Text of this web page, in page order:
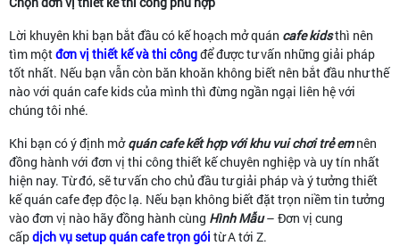
Lời khuyên khi bạn bắt đầu có kế hoạch mở quán cafe kidsthì nên
tìm mộtđơn vị thiết kế và thi côngđể được tư vấn những giải pháp
tốt nhất. Nếu bạn vẫn còn băn khoăn không biết nên bắt đầu như thế
nào với quán cafe kids của mình thì đừng ngần ngại liên hệ với
chúng tôi nhé.
Khi bạn có ý định mởquán cafe kết hợp với khu vui chơi trẻ emnên
đồng hành với đơn vị thi công thiết kế chuyên nghiệp và uy tín nhất
hiện nay. Từ đó, sẽ tư vấn cho chủ đầu tư giải pháp và ý tưởng thiết
kế quán cafe đẹp độc lạ. Nếu bạn không biết đặt trọn niềm tin tưởng
vào đơn vị nào hãy đồng hành cùng Hình Mẫu– Đơn vị cung
cấpdịch vụ setup quán cafe trọn gói từ A tới Z.